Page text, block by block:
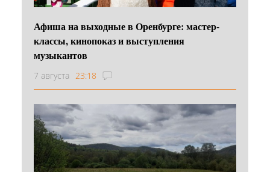
Афиша на выходные в Оренбурге: мастер-
классы, кинопоказ и выступления
музыкантов
7 августа 23:18